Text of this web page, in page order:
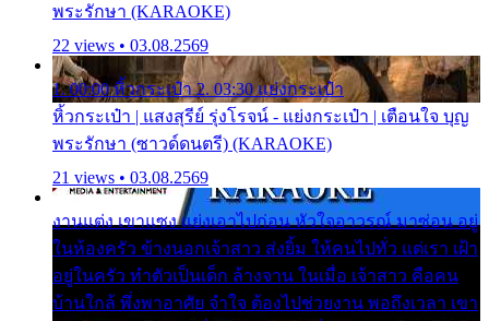
พระรักษา (KARAOKE)
22 views • 03.08.2569
1. 00:00 หิ้วกระเป๋า 2. 03:30 แย่งกระเป๋า
หิ้วกระเป๋า | แสงสุรีย์ รุ่งโรจน์ - แย่งกระเป๋า | เตือนใจ บุญ
พระรักษา (ซาวด์ดนตรี) (KARAOKE)
21 views • 03.08.2569
งานแต่ง เขาแซง แย่งเอาไปก่อน หัวใจอาวรณ์ มาซ่อน อยู่
ในห้องครัว ข้างนอกเจ้าสาว ส่งยิ้ม ให้คนไปทั่ว แต่เรา เฝ้า
อยู่ในครัว ทำตัวเป็นเด็ก ล้างจาน ในเมื่อ เจ้าสาว คือคน
บ้านใกล้ พึ่งพาอาศัย จำใจ ต้องไปช่วยงาน พอถึงเวลา เขา